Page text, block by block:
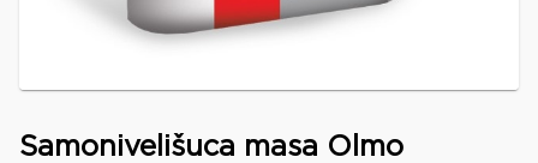
Samonivelišuca masa Olmo